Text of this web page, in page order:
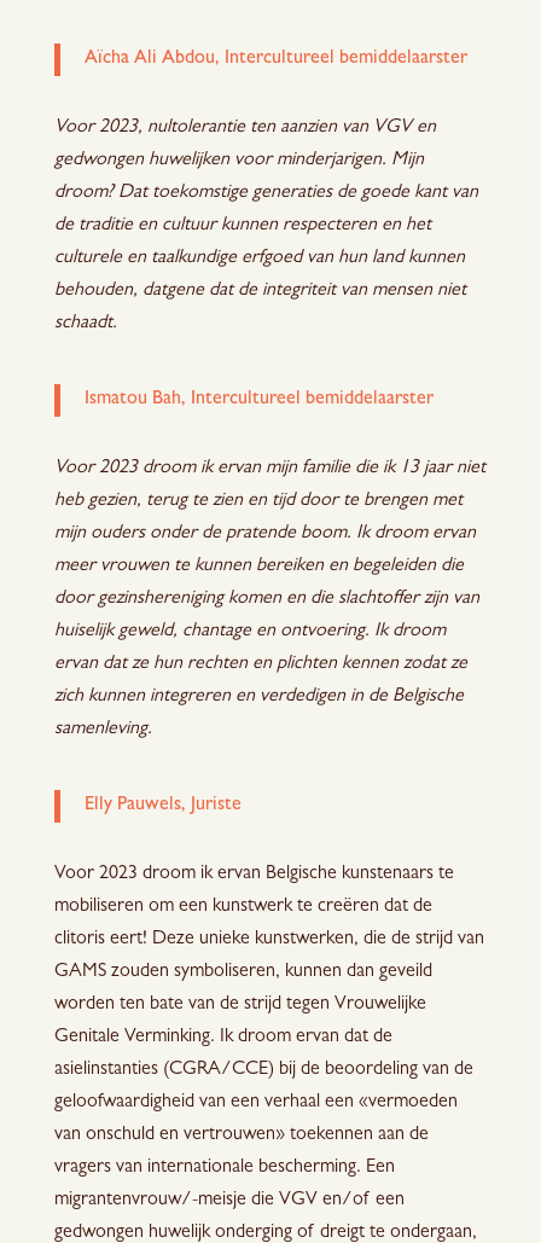
Aïcha Ali Abdou, Intercultureel bemiddelaarster
Voor 2023, nultolerantie ten aanzien van VGV en
gedwongen huwelijken voor minderjarigen. Mijn
droom? Dat toekomstige generaties de goede kant van
de traditie en cultuur kunnen respecteren en het
culturele en taalkundige erfgoed van hun land kunnen
behouden, datgene dat de integriteit van mensen niet
schaadt.
Ismatou Bah, Intercultureel bemiddelaarster
Voor 2023 droom ik ervan mijn familie die ik 13 jaar niet
heb gezien, terug te zien en tijd door te brengen met
mijn ouders onder de pratende boom. Ik droom ervan
meer vrouwen te kunnen bereiken en begeleiden die
door gezinshereniging komen en die slachtoffer zijn van
huiselijk geweld, chantage en ontvoering. Ik droom
ervan dat ze hun rechten en plichten kennen zodat ze
zich kunnen integreren en verdedigen in de Belgische
samenleving.
Elly Pauwels, Juriste
Voor 2023 droom ik ervan Belgische kunstenaars te
mobiliseren om een kunstwerk te creëren dat de
clitoris eert! Deze unieke kunstwerken, die de strijd van
GAMS zouden symboliseren, kunnen dan geveild
worden ten bate van de strijd tegen Vrouwelijke
Genitale Verminking. Ik droom ervan dat de
asielinstanties (CGRA/CCE) bij de beoordeling van de
geloofwaardigheid van een verhaal een «vermoeden
van onschuld en vertrouwen» toekennen aan de
vragers van internationale bescherming. Een
migrantenvrouw/-meisje die VGV en/of een
gedwongen huwelijk onderging of dreigt te ondergaan,